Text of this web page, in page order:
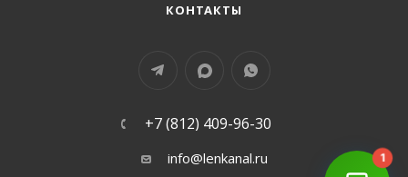
КОНТАКТЫ
+7 (812) 409-96-30
info@lenkanal.ru 1